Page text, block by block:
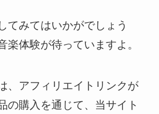
てみてはいかがでしょう
楽体験が待っていますよ。
、アフィリエイトリンクが
の購入を通じて、当サイト